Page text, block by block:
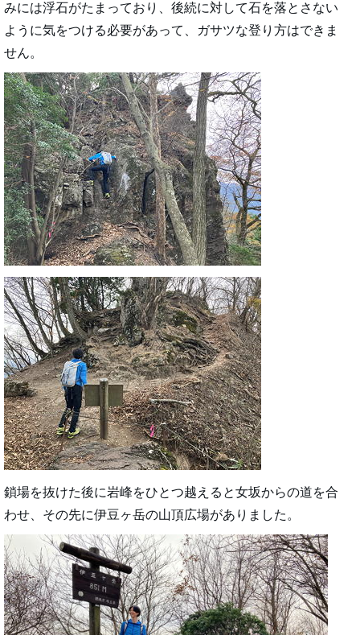
みには浮石がたまっており、後続に対して石を落とさない
ように気をつける必要があって、ガサツな登り方はできま
せん。
鎖場を抜けた後に岩峰をひとつ越えると女坂からの道を合
わせ、その先に伊豆ヶ岳の山頂広場がありました。